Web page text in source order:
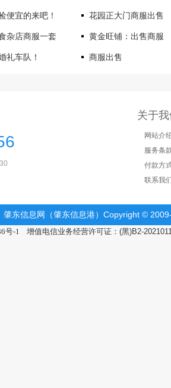
便宜的来吧！ 花园正大门商服出售
杂店商服一套 黄金旺铺：出售商服
礼车队！ 商服出售
关于
网站介
服务条
付款方
联系我
肇东信息网（肇东信息港）Copyright ©
号-1 增值电信业务经营许可证：(黑)B2-